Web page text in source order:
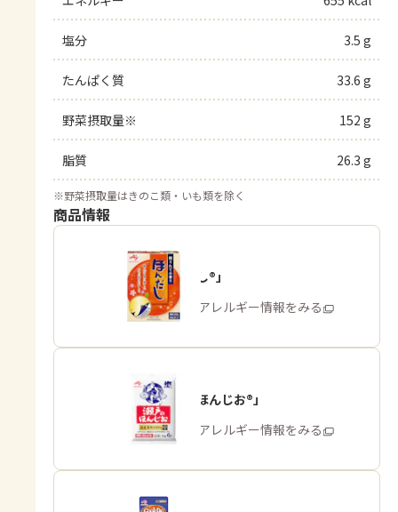
塩分 3.5 g
たんぱく質 33.6 g
野菜摂取量※ 152 g
脂質 26.3 g
※野菜摂取量はきのこ類・いも類を除く
商品情報
「ほんだし®」
商品・アレルギー情報をみる
「瀬戸のほんじお®」
商品・アレルギー情報をみる